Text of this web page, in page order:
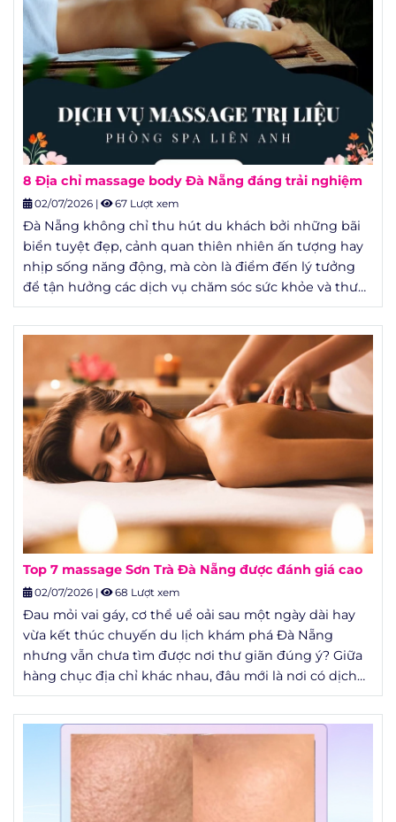
8 Địa chỉ massage body Đà Nẵng đáng trải nghiệm
02/07/2026 | 67 Lượt xem
Đà Nẵng không chỉ thu hút du khách bởi những bãi
biển tuyệt đẹp, cảnh quan thiên nhiên ấn tượng hay
nhịp sống năng động, mà còn là điểm đến lý tưởng
để tận hưởng các dịch vụ chăm sóc sức khỏe và thư
giãn chất lượng.
Top 7 massage Sơn Trà Đà Nẵng được đánh giá cao
02/07/2026 | 68 Lượt xem
Đau mỏi vai gáy, cơ thể uể oải sau một ngày dài hay
vừa kết thúc chuyến du lịch khám phá Đà Nẵng
nhưng vẫn chưa tìm được nơi thư giãn đúng ý? Giữa
hàng chục địa chỉ khác nhau, đâu mới là nơi có dịch
vụ tốt, giá hợp lý và được nhiều khách hàng đánh giá
cao?